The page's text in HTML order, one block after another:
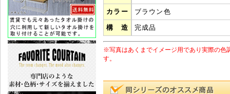
カラー ブラウン色
構 造 完成品
※写真はあくまでイメージ用であり実際の色
す。